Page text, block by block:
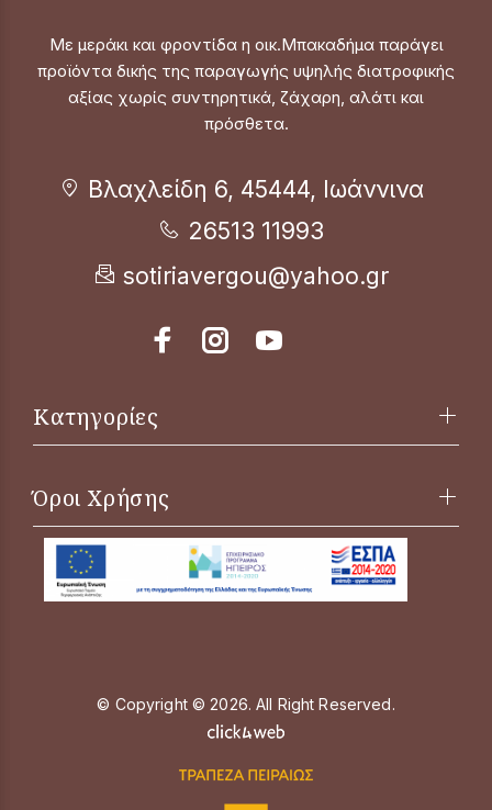
Με μεράκι και φροντίδα η οικ.Μπακαδήμα παράγει
προϊόντα δικής της παραγωγής υψηλής διατροφικής
αξίας χωρίς συντηρητικά, ζάχαρη, αλάτι και
πρόσθετα.
Βλαχλείδη 6, 45444, Ιωάννινα
26513 11993
sotiriavergou@yahoo.gr
Κατηγορίες
Όροι Χρήσης
© Copyright © 2026. All Right Reserved.